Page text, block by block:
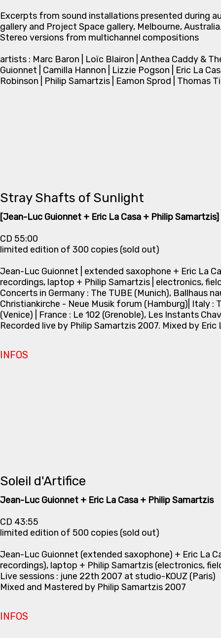
Excerpts from sound installations presented during
gallery and Project Space gallery, Melbourne,
Stereo versions from multichannel compositions
artists : Marc Baron | Loïc Blairon | Anthea Caddy &
Guionnet | Camilla Hannon | Lizzie Pogson | Eric La
Robinson | Philip Samartzis | Eamon Sprod | Thomas
Stray Shafts of Sunlight
[Jean-Luc Guionnet + Eric La Casa + Philip Samartzis]
CD 55:00
limited edition of 300 copies (sold out)
Jean-Luc Guionnet | extended saxophone + Eric La
recordings, laptop + Philip Samartzis | electronics,
Concerts in Germany : The TUBE (Munich), Ballhaus
Christiankirche - Neue Musik forum (Hamburg)| Italy :
(Venice) | France : Le 102 (Grenoble), Les Instants
Recorded live by Philip Samartzis 2007. Mixed by Eric
INFOS
Soleil d'Artifice
Jean-Luc Guionnet + Eric La Casa + Philip Samartzis
CD 43:55
limited edition of 500 copies (sold out)
Jean-Luc Guionnet (extended saxophone) + Eric La
recordings), laptop + Philip Samartzis (electronics,
Live sessions : june 22th 2007 at studio-KOUZ (Paris)
Mixed and Mastered by Philip Samartzis 2007
INFOS